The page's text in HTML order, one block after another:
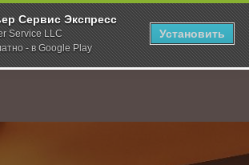
Сервис Экспресс
Service LLC
- в Google Play
Установить
Новости New Retail: Кто повезёт? С чем